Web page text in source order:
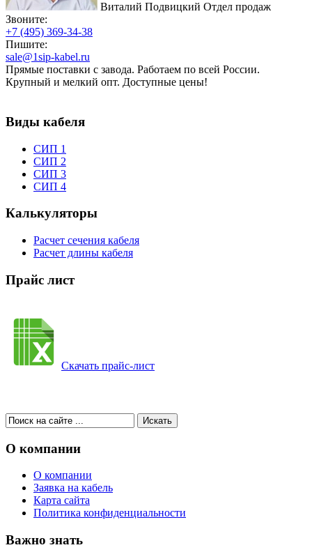
Виталий Подвицкий Отдел продаж
Звоните:
+7 (495) 369-34-38
Пишите:
sale@1sip-kabel.ru
Прямые поставки с завода. Работаем по всей России.
Крупный и мелкий опт. Доступные цены!
Виды кабеля
СИП 1
СИП 2
СИП 3
СИП 4
Калькуляторы
Расчет сечения кабеля
Расчет длины кабеля
Прайс лист
Скачать прайс-лист
О компании
О компании
Заявка на кабель
Карта сайта
Политика конфиденциальности
Важно знать